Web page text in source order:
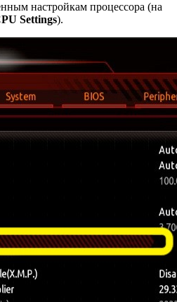
настройкам процессора (на
Settings).